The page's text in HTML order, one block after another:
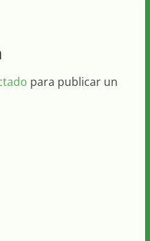
para publicar un